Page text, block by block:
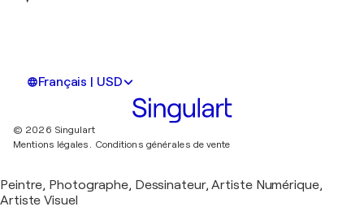
Français | USD
© 2026 Singulart
Mentions légales.
Conditions générales de vente
Peintre, Photographe, Dessinateur, Artiste Numérique,
Artiste Visuel